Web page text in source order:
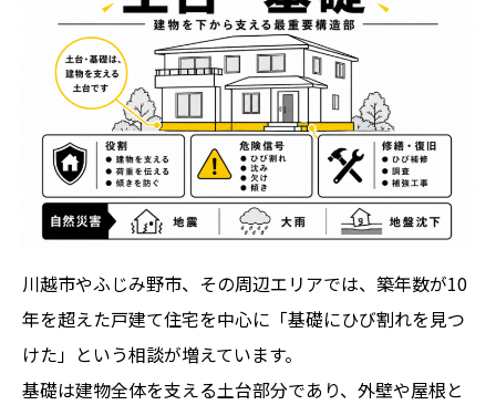
川越市やふじみ野市、その周辺エリアでは、築年数が10
年を超えた戸建て住宅を中心に「基礎にひび割れを見つ
けた」という相談が増えています。
基礎は建物全体を支える土台部分であり、外壁や屋根と